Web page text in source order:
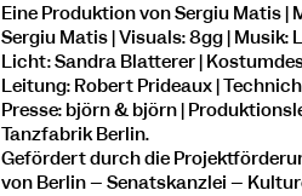
Eine Produktion von Sergiu Matis
Sergiu Matis | Visuals: 8gg |
Licht: Sandra Blatterer |
Leitung: Robert Prideaux |
Presse: björn & björn |
Tanzfabrik Berlin.
Gefördert durch die
von Berlin – Senatskanzlei –